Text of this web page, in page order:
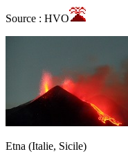
Source : HVO
Etna (Italie, Sicile)